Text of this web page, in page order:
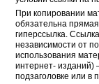
При копировании
обязательна
гиперссылка.
независимости от
использования
интернет-
подзаголовке или в